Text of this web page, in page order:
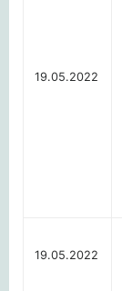
19.05.2022
19.05.2022